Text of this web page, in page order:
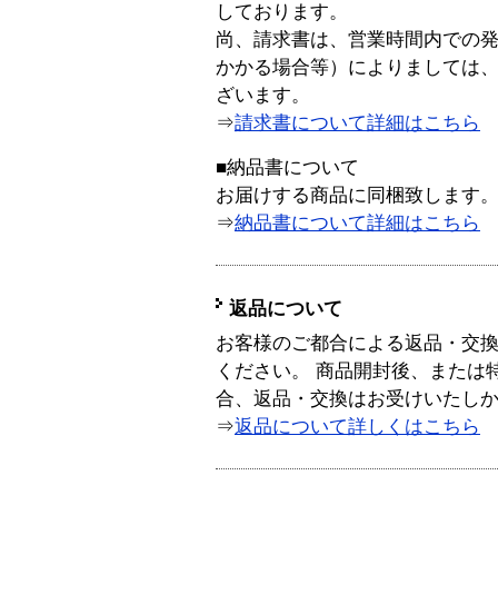
しております。
尚、請求書は、営業時間内での
かかる場合等）によりましては
ざいます。
⇒請求書について詳細はこちら
■納品書について
お届けする商品に同梱致します。
⇒納品書について詳細はこちら
返品について
お客様のご都合による返品・交
ください。 商品開封後、または
合、返品・交換はお受けいたし
⇒返品について詳しくはこちら